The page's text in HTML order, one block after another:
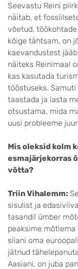
Seevastu Reini
näitab, et
võetud,
kõige tähtsam, on
kaevandustest
näiteks Reinimaal
kas kasutada
tööstuseks.
taastada ja lasta
otsustama, mida
uusi probleeme
Mis oleksid kolm
esmajärjekorras
võtta?
Triin Vihalemm:
sisulist ja
tasandil ümber
peaksime
siiani oma
jätnud
Aasiani, on juba